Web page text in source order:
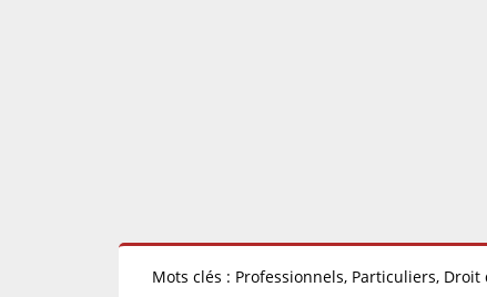
Mots clés : Professionnels, Particuliers,